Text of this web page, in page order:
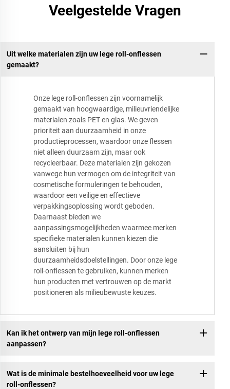
Veelgestelde Vragen
Uit welke materialen zijn uw lege roll-onflessen
gemaakt?
Onze lege roll-onflessen zijn voornamelijk
gemaakt van hoogwaardige, milieuvriendelijke
materialen zoals PET en glas. We geven
prioriteit aan duurzaamheid in onze
productieprocessen, waardoor onze flessen
niet alleen duurzaam zijn, maar ook
recycleerbaar. Deze materialen zijn gekozen
vanwege hun vermogen om de integriteit van
cosmetische formuleringen te behouden,
waardoor een veilige en effectieve
verpakkingsoplossing wordt geboden.
Daarnaast bieden we
aanpassingsmogelijkheden waarmee merken
specifieke materialen kunnen kiezen die
aansluiten bij hun
duurzaamheidsdoelstellingen. Door onze lege
roll-onflessen te gebruiken, kunnen merken
hun producten met vertrouwen op de markt
positioneren als milieubewuste keuzes.
Kan ik het ontwerp van mijn lege roll-onflessen
aanpassen?
Wat is de minimale bestelhoeveelheid voor uw lege
roll-onflessen?